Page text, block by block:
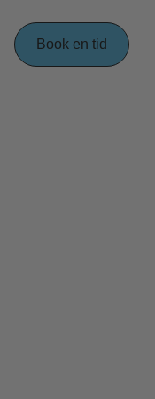
Book en tid